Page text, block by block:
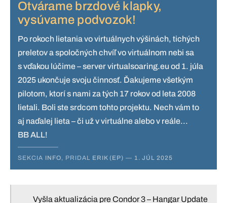
Otvárame brzdové klapky,
vysúvame podvozok!
Po rokoch lietania vo virtuálnych výšinách, tichých
preletov a spoločných chvíľ vo virtuálnom nebi sa
s vďakou lúčime – server virtualsoaring.eu od 1. júla
2025 ukončuje svoju činnosť. Ďakujeme všetkým
pilotom, ktorí s nami za tých 17 rokov od leta 2008
lietali. Boli ste srdcom tohto projektu. Nech vám to
aj naďalej lieta – či už v virtuálne alebo v reále...
BB ALL!
SEKCIA INFO, PRIDAL ERIK (EP) — 1. JÚL 2025
Vyšla aktualizácia pre Condor 3 – Hangar Update